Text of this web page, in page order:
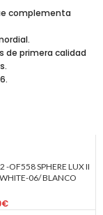
complementa
de primera calidad
-OF558 SPHERE LUX II
06/ BLANCO
€